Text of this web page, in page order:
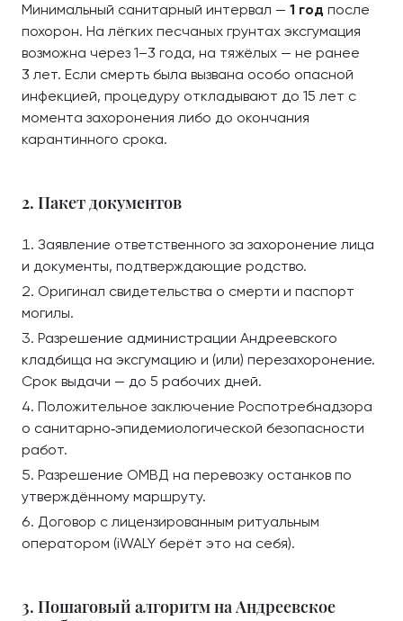
Минимальный санитарный интервал — 1 год после
похорон. На лёгких песчаных грунтах эксгумация
возможна через 1–3 года, на тяжёлых — не ранее
3 лет. Если смерть была вызвана особо опасной
инфекцией, процедуру откладывают до 15 лет с
момента захоронения либо до окончания
карантинного срока.
2. Пакет документов
Заявление ответственного за захоронение лица
и документы, подтверждающие родство.
Оригинал свидетельства о смерти и паспорт
могилы.
Разрешение администрации Андреевского
кладбища на эксгумацию и (или) перезахоронение.
Срок выдачи — до 5 рабочих дней.
Положительное заключение Роспотребнадзора
о санитарно‑эпидемиологической безопасности
работ.
Разрешение ОМВД на перевозку останков по
утверждённому маршруту.
Договор с лицензированным ритуальным
оператором (iWALY берёт это на себя).
3. Пошаговый алгоритм на Андреевское